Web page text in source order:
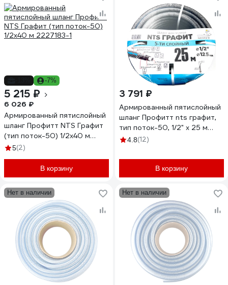
-7%
5 215 ₽
6 026 ₽
Армированный пятислойный
шланг Профитт NTS Графит
(тип поток-50) 1/2x40 м
2227183-1
5(2)
В корзину
3 791 ₽
Армированный пятислойный
шланг Профитт nts графит,
тип поток-50, 1/2" х 25 м
2227169
4.8(12)
В корзину
Нет в наличии Нет в наличии